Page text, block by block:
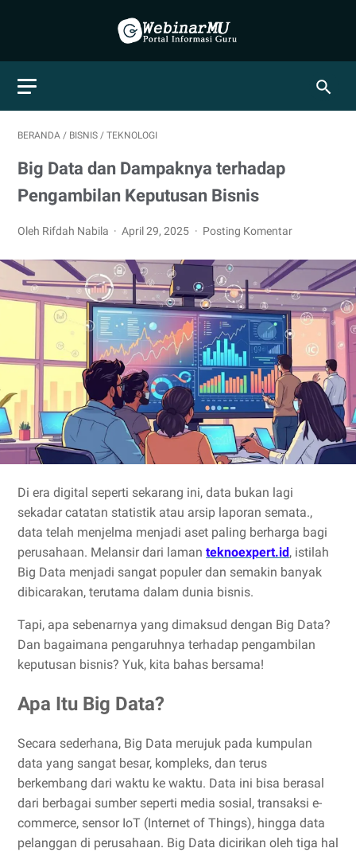
BERANDA / BISNIS / TEKNOLOGI
Big Data dan Dampaknya terhadap
Pengambilan Keputusan Bisnis
Oleh Rifdah Nabila April 29, 2025 Posting Komentar
Di era digital seperti sekarang ini, data bukan lagi
sekadar catatan statistik atau arsip laporan semata.,
data telah menjelma menjadi aset paling berharga bagi
perusahaan. Melansir dari laman teknoexpert.id, istilah
Big Data menjadi sangat populer dan semakin banyak
dibicarakan, terutama dalam dunia bisnis.
Tapi, apa sebenarnya yang dimaksud dengan Big Data?
Dan bagaimana pengaruhnya terhadap pengambilan
keputusan bisnis? Yuk, kita bahas bersama!
Apa Itu Big Data?
Secara sederhana, Big Data merujuk pada kumpulan
data yang sangat besar, kompleks, dan terus
berkembang dari waktu ke waktu. Data ini bisa berasal
dari berbagai sumber seperti media sosial, transaksi e-
commerce, sensor IoT (Internet of Things), hingga data
pelanggan di perusahaan. Big Data dicirikan oleh tiga hal